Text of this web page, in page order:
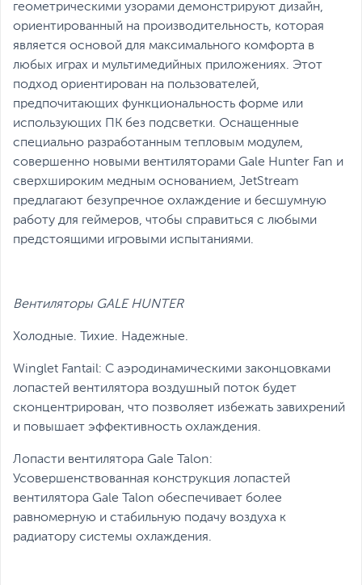
геометрическими узорами демонстрируют дизайн,
ориентированный на производительность, которая
является основой для максимального комфорта в
любых играх и мультимедийных приложениях. Этот
подход ориентирован на пользователей,
предпочитающих функциональность форме или
использующих ПК без подсветки. Оснащенные
специально разработанным тепловым модулем,
совершенно новыми вентиляторами Gale Hunter Fan и
сверхшироким медным основанием, JetStream
предлагают безупречное охлаждение и бесшумную
работу для геймеров, чтобы справиться с любыми
предстоящими игровыми испытаниями.
Вентиляторы GALE HUNTER
Холодные. Тихие. Надежные.
Winglet Fantail: С аэродинамическими законцовками
лопастей вентилятора воздушный поток будет
сконцентрирован, что позволяет избежать завихрений
и повышает эффективность охлаждения.
Лопасти вентилятора Gale Talon:
Усовершенствованная конструкция лопастей
вентилятора Gale Talon обеспечивает более
равномерную и стабильную подачу воздуха к
радиатору системы охлаждения.